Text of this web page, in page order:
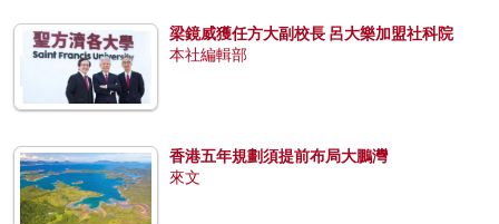
梁鏡威獲任方大副校長 呂大樂加盟社科院
本社編輯部
香港五年規劃須提前布局大鵬灣
來文